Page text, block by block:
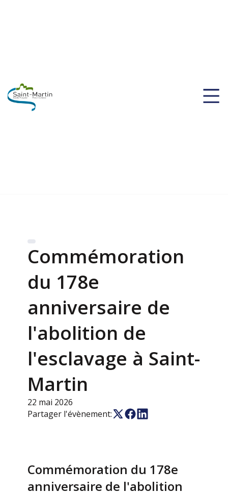
Commémoration
du 178e
anniversaire de
l'abolition de
l'esclavage à Saint-
Martin
22 mai 2026
Partager l'évènement:
Commémoration du 178e
anniversaire de l'abolition